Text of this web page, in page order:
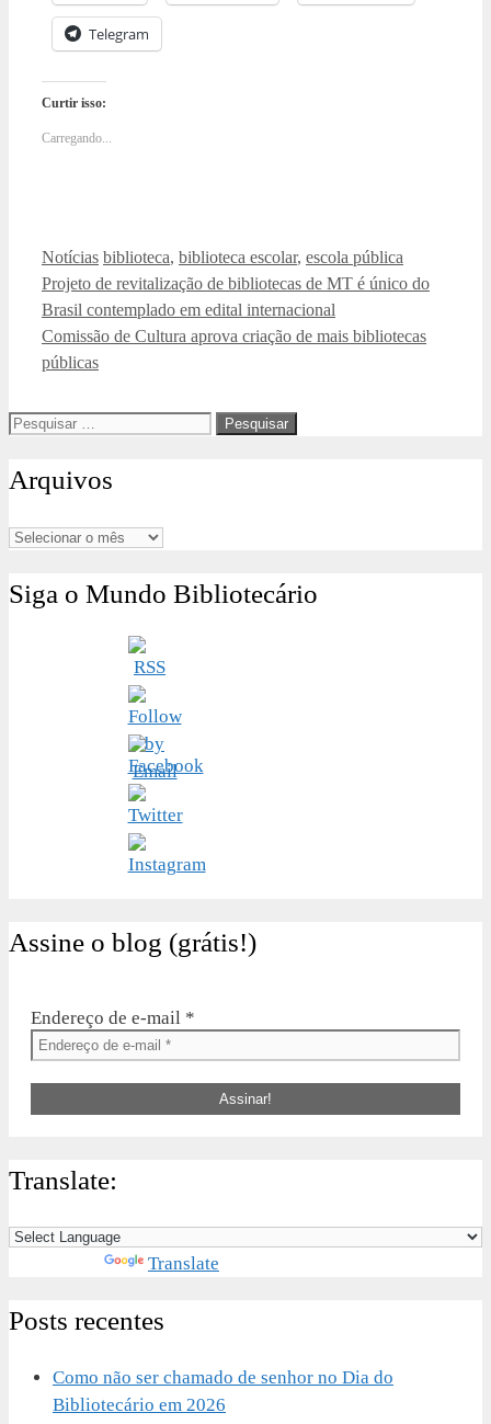
Telegram
Curtir isso:
Carregando...
Categorias
Notícias Tags
biblioteca, biblioteca escolar, escola pública
Projeto de revitalização de bibliotecas de MT é único do
Brasil contemplado em edital internacional
Comissão de Cultura aprova criação de mais bibliotecas
públicas
Pesquisar
Arquivos
Arquivos
Siga o Mundo Bibliotecário
Assine o blog (grátis!)
Endereço de e-mail *
Translate:
Translate
Posts recentes
Como não ser chamado de senhor no Dia do
Bibliotecário em 2026